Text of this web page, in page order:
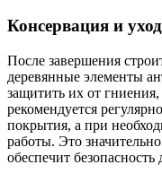
Консервация и уход
После завершения
деревянные элементы
защитить их от
рекомендуется
покрытия, а при
работы. Это
обеспечит безопасность